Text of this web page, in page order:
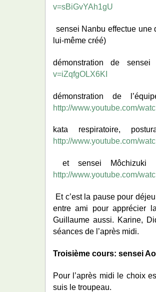
v=sBiGvYAh1gU
sensei Nanbu effectue une
lui-même créé)
démonstration de
v=iZqfgOLX6KI
démonstration de
http://www.youtube.com/
kata respiratoire,
http://www.youtube.com/
et sensei Môchizuki
http://www.youtube.com/
Et c’est la pause pour
entre ami pour apprécier
Guillaume aussi. Karine,
séances de l’après midi.
Troisième cours: sensei
Pour l’après midi le choix
suis le troupeau.